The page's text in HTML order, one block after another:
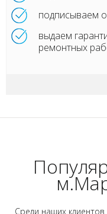
подписываем
выдаем
ремонтных
Среди наших